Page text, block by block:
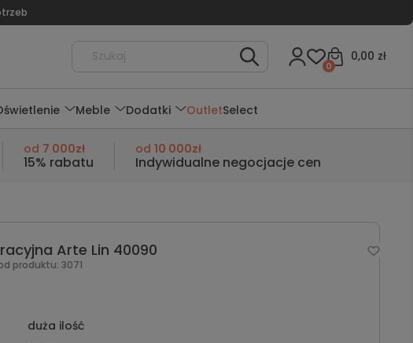
0,00 zł
0
Meble Dodatki OutletSelect
od 7 000zł
15% rabatu
od 10 000zł
Indywidualne negocjacje cen
Arte Lin 40090
produktu: 3071
duża ilość